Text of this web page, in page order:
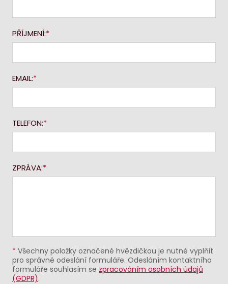
PŘÍJMENÍ:
EMAIL:
TELEFON:
ZPRÁVA:
* Všechny položky označené hvězdičkou je nutné vyplňit
pro správné odeslání formuláře. Odesláním kontaktního
formuláře souhlasím se zpracováním osobních údajů
(GDPR).